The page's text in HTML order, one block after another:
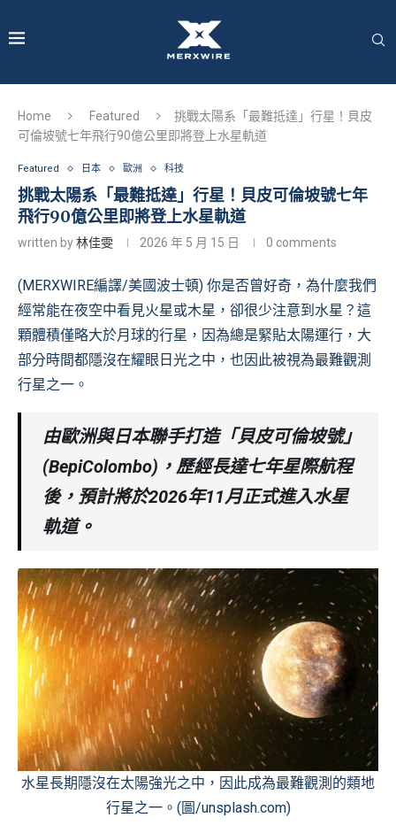
Home Featured
挑戰太陽系「最難抵達」行星！貝皮
可倫坡號七年飛行90億公里即將登上水星軌道
Featured 日本 歐洲 科技
挑戰太陽系「最難抵達」行星！貝皮可倫坡號七年
飛行90億公里即將登上水星軌道
written by林佳雯 2026 年 5 月 15 日 0 comments
(MERXWIRE編譯/美國波士頓) 你是否曾好奇，為什麼我們
經常能在夜空中看見火星或木星，卻很少注意到水星？這
顆體積僅略大於月球的行星，因為總是緊貼太陽運行，大
部分時間都隱沒在耀眼日光之中，也因此被視為最難觀測
行星之一。
由歐洲與日本聯手打造「貝皮可倫坡號」
(BepiColombo)，歷經長達七年星際航程
後，預計將於2026年11月正式進入水星
軌道。
水星長期隱沒在太陽強光之中，因此成為最難觀測的類地
行星之一。(圖/unsplash.com)